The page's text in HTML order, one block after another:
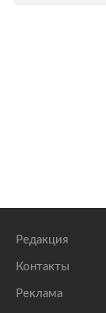
Редакция
Контакты
Реклама